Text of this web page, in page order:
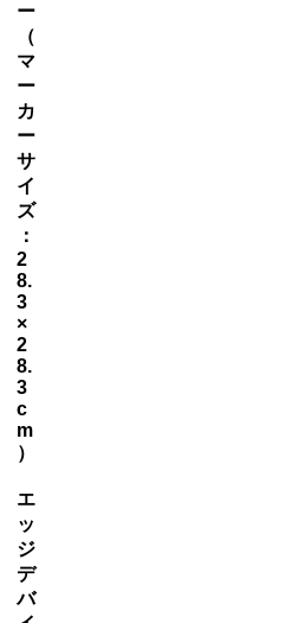
ー
（
マ
ー
カ
ー
サ
イ
ズ
：
2
8.
3
×
2
8.
3
c
m
）
エ
ッ
ジ
デ
バ